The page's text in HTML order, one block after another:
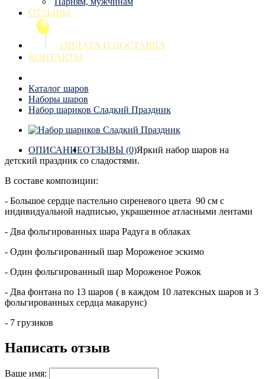
ОТЗЫВЫ
ОПЛАТА И ДОСТАВКА
КОНТАКТЫ
Каталог шаров
Наборы шаров
Набор шариков Сладкий Праздник
ОПИСАНИЕОТЗЫВЫ (0)Яркий набор шаров на
детский праздник со сладостями.
В составе композиции:
- Большое сердце пастельно сиреневого цвета 90 см с
индивидуальной надписью, украшенное атласными лентами
- Два фольгированных шара Радуга в облаках
- Один фольгированный шар Мороженое эскимо
- Один фольгированный шар Мороженое Рожок
- Два фонтана по 13 шаров ( в каждом 10 латексных шаров и 3
фольгированных сердца макарунс)
- 7 грузиков
Написать отзыв
Ваше имя: